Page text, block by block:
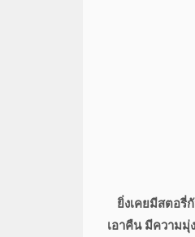
ยิ่งเคยมีสตอรี่
เอาคืน มีความมุ่